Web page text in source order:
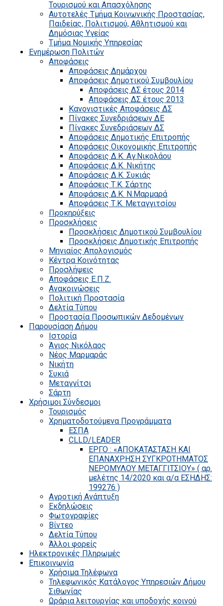
Τουρισμού και Απασχόλησης
Αυτοτελές Τμήμα Κοινωνικής Προστασίας,
Παιδείας, Πολιτισμού, Αθλητισμού και
Δημόσιας Υγείας
Τμήμα Νομικής Υπηρεσίας
Ενημέρωση Πολιτών
Αποφάσεις
Αποφάσεις Δημάρχου
Αποφάσεις Δημοτικού Συμβουλίου
Αποφάσεις ΔΣ έτους 2014
Αποφάσεις ΔΣ έτους 2013
Κανονιστικές Αποφάσεις ΔΣ
Πίνακες Συνεδριάσεων ΔΕ
Πίνακες Συνεδριάσεων ΔΣ
Αποφάσεις Δημοτικής Επιτροπής
Αποφάσεις Οικονομικής Επιτροπής
Αποφάσεις Δ.Κ. Αγ.Νικολάου
Αποφάσεις Δ.Κ. Νικήτης
Αποφάσεις Δ.Κ. Συκιάς
Αποφάσεις Τ.Κ. Σάρτης
Αποφάσεις Δ.Κ. Ν.Μαρμαρά
Αποφάσεις Τ.Κ. Μεταγγιτσίου
Προκηρύξεις
Προσκλήσεις
Προσκλήσεις Δημοτικού Συμβουλίου
Προσκλήσεις Δημοτικής Επιτροπής
Μηνιαίος Απολογισμός
Κέντρα Κοινότητας
Προσλήψεις
Αποφάσεις Ε.Π.Ζ.
Ανακοινώσεις
Πολιτική Προστασία
Δελτία Τύπου
Προστασία Προσωπικών Δεδομένων
Παρουσίαση Δήμου
Ιστορία
Άγιος Νικόλαος
Νέος Μαρμαράς
Νικήτη
Συκιά
Μεταγγίτσι
Σάρτη
Χρήσιμοι Σύνδεσμοι
Τουρισμός
Χρηματοδοτούμενα Προγράμματα
ΕΣΠΑ
CLLD/LEADER
ΕΡΓΟ : «ΑΠΟΚΑΤΑΣΤΑΣΗ ΚΑΙ
ΕΠΑΝΑΧΡΗΣΗ ΣΥΓΚΡΟΤΗΜΑΤΟΣ
ΝΕΡΟΜΥΛΟΥ ΜΕΤΑΓΓΙΤΣΙΟΥ» ( αρ.
μελέτης 14/2020 και α/α ΕΣΗΔΗΣ:
199276 )
Αγροτική Ανάπτυξη
Εκδηλώσεις
Φωτογραφίες
Βίντεο
Δελτία Τύπου
Άλλοι φορείς
Ηλεκτρονικές Πληρωμές
Επικοινωνία
Χρήσιμα Τηλέφωνα
Τηλεφωνικός Κατάλογος Υπηρεσιών Δήμου
Σιθωνίας
Ωράρια λειτουργίας και υποδοχής κοινού